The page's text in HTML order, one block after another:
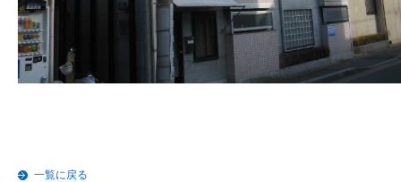
一覧に戻る